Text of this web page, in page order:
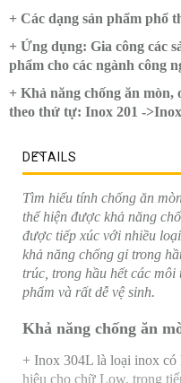
+ Các dạng sản phẩm phổ
+ Ứng dụng: Gia công các
phẩm cho các ngành công
+ Khả năng chống ăn mòn,
theo thứ tự: Inox 201 -
DETAILS
Tìm hiểu tính chống ăn
thể hiện được khả năng
được tiếp xúc với nhiều
khả năng chống gỉ trong
trúc, trong hầu hết các
phẩm và rất dễ vệ sinh.
Khả năng chống ăn
+ Inox 304L là loại inox
hiệu cho chữ Low, trong